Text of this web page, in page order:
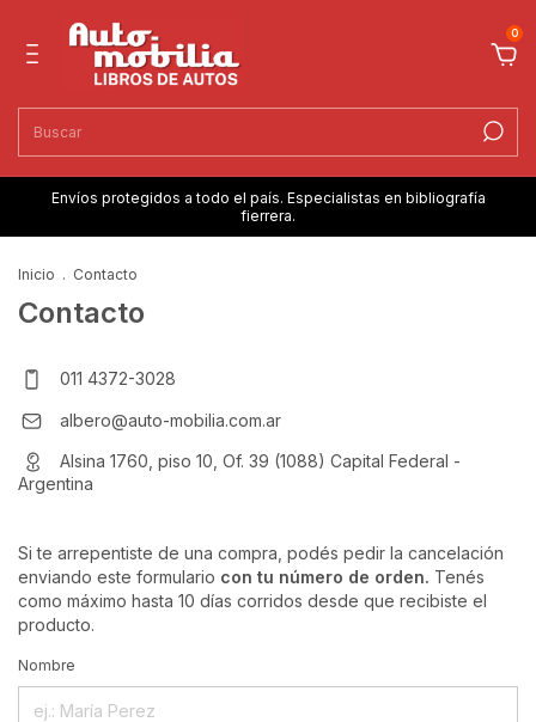
0
Envíos protegidos a todo el país. Especialistas en bibliografía
fierrera.
Inicio . Contacto
Contacto
011 4372-3028
albero@auto-mobilia.com.ar
Alsina 1760, piso 10, Of. 39 (1088) Capital Federal -
Argentina
Si te arrepentiste de una compra, podés pedir la cancelación
enviando este formulario con tu número de orden. Tenés
como máximo hasta 10 días corridos desde que recibiste el
producto.
Nombre